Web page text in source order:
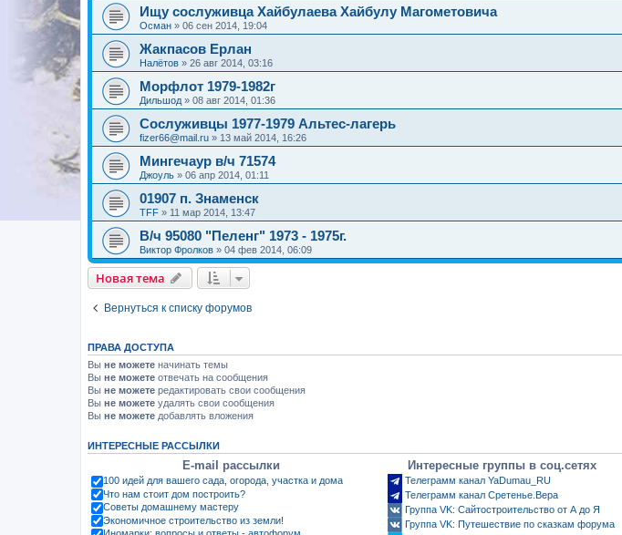
Ищу сослуживца Хайбулаева Хайбулу Магометовича
Осман » 06 сен 2014, 19:04
Жакпасов Ерлан
Налётов » 26 авг 2014, 03:16
Морфлот 1979-1982г
Дильшод » 08 авг 2014, 01:36
Сослуживцы 1977-1979 Альтес-лагерь
fizer66@mail.ru » 13 май 2014, 16:26
Мингечаур в/ч 71574
Джоуль » 06 апр 2014, 01:11
01907 п. Знаменск
TFF » 11 мар 2014, 13:47
В/ч 95080 "Пеленг" 1973 - 1975г.
Виктор Фролков » 04 фев 2014, 06:09
Новая тема
Вернуться к списку форумов
ПРАВА ДОСТУПА
Вы не можете начинать темы
Вы не можете отвечать на сообщения
Вы не можете редактировать свои сообщения
Вы не можете удалять свои сообщения
Вы не можете добавлять вложения
ИНТЕРЕСНЫЕ РАССЫЛКИ
E-mail рассылки
100 идей для вашего сада, огорода, участка и дома
Что нам стоит дом построить?
Советы домашнему мастеру
Экономичное строительство из земли!
Интересные группы в соц.сетях
Телеграмм канал YaDumau_RU
Телеграмм канал Сретенье.Вера
Группа VK: Сайтостроительство от А до Я
Группа VK: Путешествие по сказкам форума